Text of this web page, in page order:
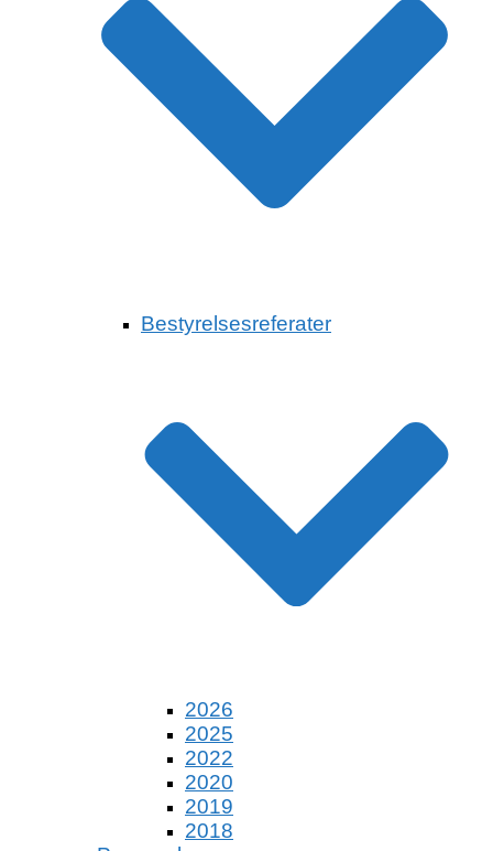
Bestyrelsesreferater
2026
2025
2022
2020
2019
2018